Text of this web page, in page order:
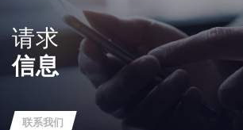
请求
信息
联系我们